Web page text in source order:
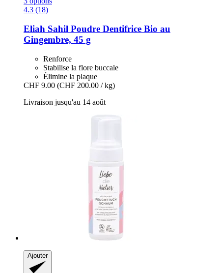
4.3 (18)
Eliah Sahil Poudre Dentifrice Bio au
Gingembre, 45 g
Renforce
Stabilise la flore buccale
Élimine la plaque
CHF 9.00 (CHF 200.00 / kg)
Livraison jusqu'au 14 août
Ajouter